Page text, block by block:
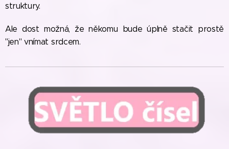
struktury.
Ale dost možná, že někomu bude úplně stačit prostě
"jen" vnímat srdcem.